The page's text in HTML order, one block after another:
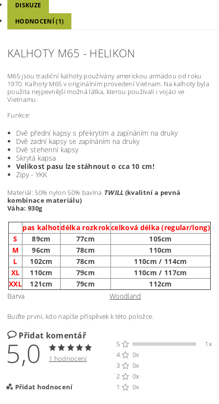
DISKUZE
HODNOCENÍ (1)
KALHOTY M65 - HELIKON
M65 jsou tradiční kalhoty používány americkou armádou od roku
1970. Kalhoty M65 v originálním provedení Vietnam. Na kalhoty byla
použita nejpevnější možná látka, kterou používali i vojáci ve
Vietnamu.
Funkce:
Dvě přední kapsy s překrytím a zapínáním na druky
Dvě zadní kapsy se zapínáním na druky
Dvě stehenní kapsy
Skrytá kapsa
Velikost pasu lze stáhnout o cca 10 cm!
Zipy - YKK
Materiál: 50% nylon 50% bavlna TWILL(kvalitní a pevná
kombinace materiálu)
Váha: 930g
pas kalhotdélka rozkrokcelková délka (regular/long)
S
89cm 77cm
105cm
M
96cm 78cm
110cm
L
102cm 78cm
110cm / 114cm
XL
110cm 79cm
110cm / 117cm
XXL
121cm 79cm
112cm
Barva
Woodland
Buďte první, kdo napíše příspěvek k této položce.
Přidat komentář
5,0 1 hodnocení
Přidat hodnocení
5
1x
4
0x
3
0x
2
0x
1
0x